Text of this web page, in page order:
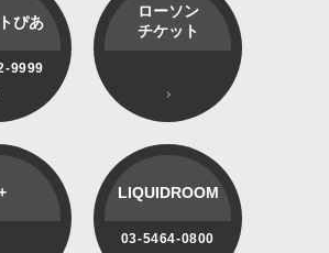
ぴあ
9999
ローソン
チケット
LIQUIDROOM
03-5464-0800